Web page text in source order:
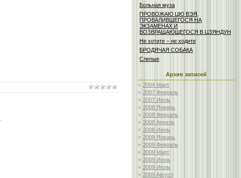
Больная муза
ПРОВОЖАЮ ЦЮ ВЭЯ,
ПРОВАЛИВШЕГОСЯ НА
ЭКЗАМЕНАХ И
ВОЗВРАЩАЮЩЕГОСЯ В ЦЗЯНДУН
Не хотите – не ходите
БРОДЯЧАЯ СОБАКА
Слепые
Архив записей
2004 Март
2007 Февраль
2007 Июль
2008 Январь
2008 Февраль
2008 Апрель
2008 Июль
2009 Январь
2009 Февраль
2009 Март
2009 Июнь
2009 Июль
2009 Август